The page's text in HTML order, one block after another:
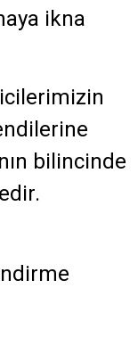
ikna
bilincinde